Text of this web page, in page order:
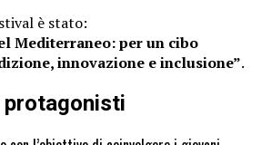
è stato:
Mediterraneo: per un cibo
innovazione e inclusione”.
protagonisti